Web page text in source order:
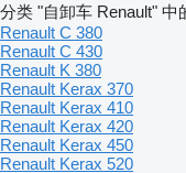
分类 "自卸车 Renault" 中
Renault C 380
Renault C 430
Renault K 380
Renault Kerax 370
Renault Kerax 410
Renault Kerax 420
Renault Kerax 450
Renault Kerax 520